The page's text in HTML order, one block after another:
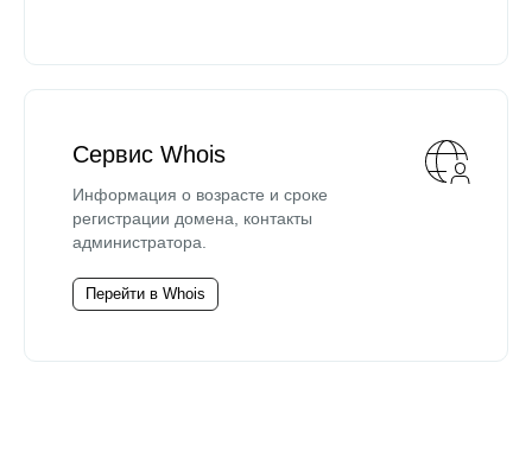
Сервис Whois
Информация о возрасте и сроке
регистрации домена, контакты
администратора.
Перейти в Whois